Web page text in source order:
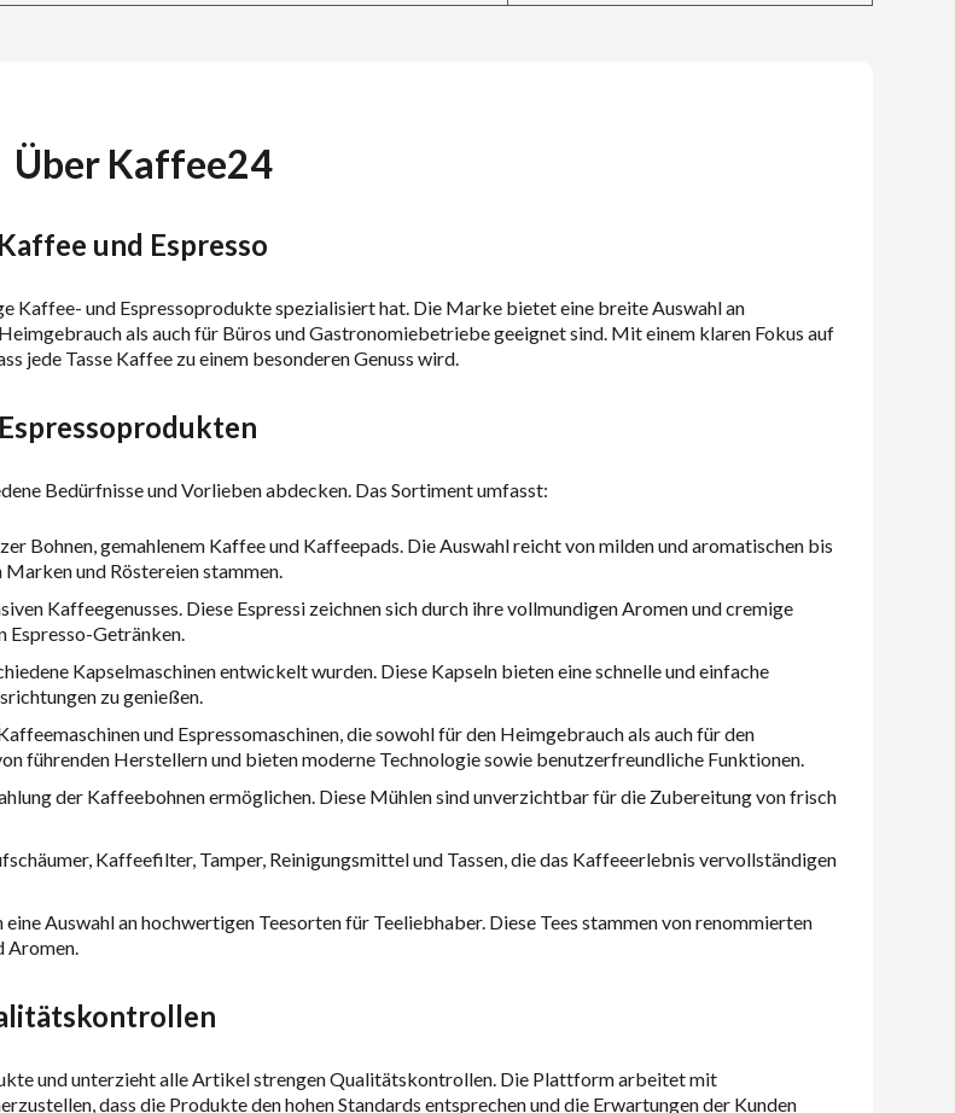
Über Kaffee24
und Espresso
Kaffee- und Espressoprodukte spezialisiert hat. Die Marke bietet eine breite Auswahl an
als auch für Büros und Gastronomiebetriebe geeignet sind. Mit einem klaren Fokus auf
jede Tasse Kaffee zu einem besonderen Genuss wird.
Bedürfnisse und Vorlieben abdecken. Das Sortiment umfasst:
Bohnen, gemahlenem Kaffee und Kaffeepads. Die Auswahl reicht von milden und aromatischen bis
und Röstereien stammen.
Kaffeegenusses. Diese Espressi zeichnen sich durch ihre vollmundigen Aromen und cremige
Espresso-Getränken.
Kapselmaschinen entwickelt wurden. Diese Kapseln bieten eine schnelle und einfache
zu genießen.
und Espressomaschinen, die sowohl für den Heimgebrauch als auch für den
führenden Herstellern und bieten moderne Technologie sowie benutzerfreundliche Funktionen.
der Kaffeebohnen ermöglichen. Diese Mühlen sind unverzichtbar für die Zubereitung von frisch
Kaffeefilter, Tamper, Reinigungsmittel und Tassen, die das Kaffeeerlebnis vervollständigen
Auswahl an hochwertigen Teesorten für Teeliebhaber. Diese Tees stammen von renommierten
Aromen.
und unterzieht alle Artikel strengen Qualitätskontrollen. Die Plattform arbeitet mit
dass die Produkte den hohen Standards entsprechen und die Erwartungen der Kunden